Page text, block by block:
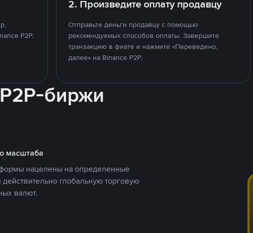
P2P.
2. Произведите оплату продавцу
Отправьте деньги продавцу с помощью
рекомендуемых способов оплаты. Завершите
транзакцию в фиате и нажмите «Переведено,
далее» на Binance P2P.
биржи
масштаба
нацелены на определенные
глобальную торговую
валют.